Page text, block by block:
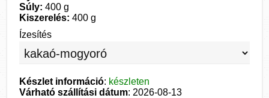
Súly: 400 g
Kiszerelés: 400 g
Ízesítés
Készlet információ: készleten
Várható szállítási dátum: 2026-08-13